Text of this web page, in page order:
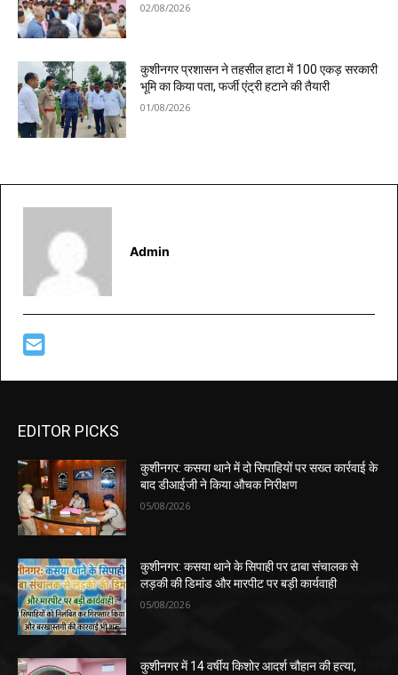
02/08/2026
कुशीनगर प्रशासन ने तहसील हाटा में 100 एकड़ सरकारी
भूमि का किया पता, फर्जी एंट्री हटाने की तैयारी
01/08/2026
Admin
EDITOR PICKS
कुशीनगर: कसया थाने में दो सिपाहियों पर सख्त कार्रवाई के
बाद डीआईजी ने किया औचक निरीक्षण
05/08/2026
कुशीनगर: कसया थाने के सिपाही पर ढाबा संचालक से
लड़की की डिमांड और मारपीट पर बड़ी कार्यवाही
05/08/2026
कुशीनगर में 14 वर्षीय किशोर आदर्श चौहान की हत्या,